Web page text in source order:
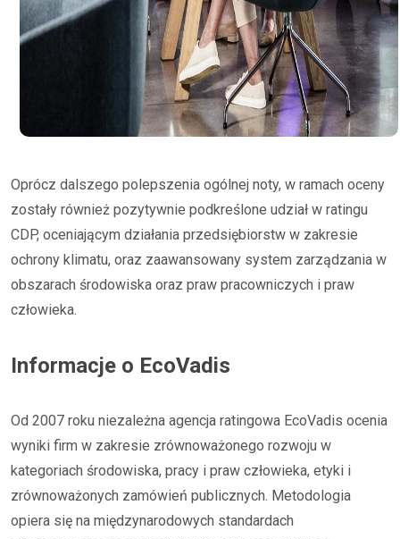
Oprócz dalszego polepszenia ogólnej noty, w ramach oceny
zostały również pozytywnie podkreślone udział w ratingu
CDP, oceniającym działania przedsiębiorstw w zakresie
ochrony klimatu, oraz zaawansowany system zarządzania w
obszarach środowiska oraz praw pracowniczych i praw
człowieka.
Informacje o EcoVadis
Od 2007 roku niezależna agencja ratingowa EcoVadis ocenia
wyniki firm w zakresie zrównoważonego rozwoju w
kategoriach środowiska, pracy i praw człowieka, etyki i
zrównoważonych zamówień publicznych. Metodologia
opiera się na międzynarodowych standardach